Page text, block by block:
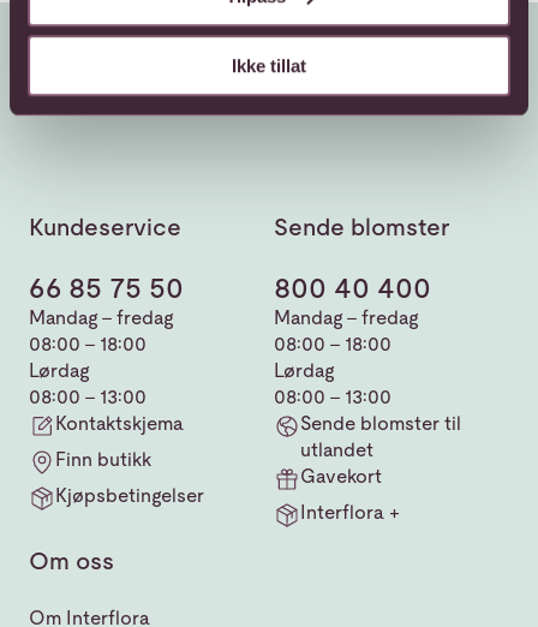
Ikke tillat
Kundeservice
66 85 75 50
Mandag - fredag
08:00 - 18:00
Lørdag
08:00 - 13:00
Kontaktskjema
Finn butikk
Kjøpsbetingelser
Sende blomster
800 40 400
Mandag - fredag
08:00 - 18:00
Lørdag
08:00 - 13:00
Sende blomster til
utlandet
Gavekort
Interflora +
Om oss
Om Interflora